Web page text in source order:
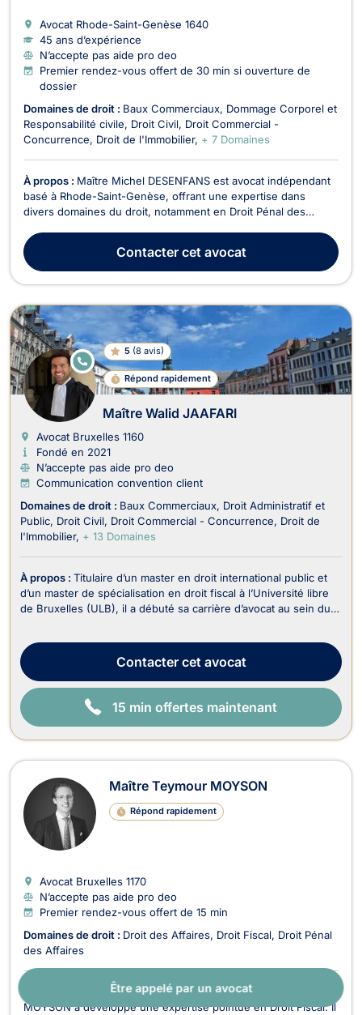
Être appelé par un avocat
Avocat Rhode-Saint-Genèse 1640
45 ans d’expérience
N’accepte pas aide pro deo
Premier rendez-vous offert de 30 min si ouverture de
dossier
Domaines de droit : Baux Commerciaux Dommage Corporel et
Responsabilité civile
Droit Civil Droit Commercial -
Concurrence
Droit de l'Immobilier + 7 Domaines
À propos : Maître Michel DESENFANS est avocat indépendant
basé à Rhode-Saint-Genèse, offrant une expertise dans
divers domaines du droit, notamment en Droit Pénal des
des Successions, Droit Commercial - Concurrence, Dommage
Corporel et Responsabilité Civile, Droit de...
Contactercet avocat
5 (8 avis)
Répond rapidement
E
N
LI
G
N
E
Maître Walid JAAFARI
Avocat Bruxelles 1160
Fondé en 2021
N’accepte pas aide pro deo
Communication convention client
Domaines de droit : Baux Commerciaux Droit Administratif et
Public Droit Civil Droit Commercial - Concurrence
Droit de
l'Immobilier + 13 Domaines
À propos : Titulaire d’un master en droit international public et
d’un master de spécialisation en droit fiscal à l’Université libre
de Bruxelles (ULB), il a débuté sa carrière d’avocat au sein du
Afschrift, avocate ...Contactercet avocat
15 min offertes maintenant
Maître Teymour MOYSON
Répond rapidement
Avocat Bruxelles 1170
N’accepte pas aide pro deo
Premier rendez-vous offert de 15 min
Domaines de droit : Droit des Affaires Droit Fiscal Droit Pénal
des Affaires
Avocat au Barreau de Bruxelles, Maître Teymour
MOYSON a développé une expertise pointue en Droit Fiscal. Il